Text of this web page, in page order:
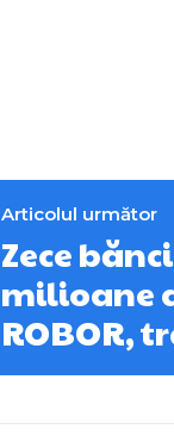
Articolul următor
Zece
milioane
ROBOR,